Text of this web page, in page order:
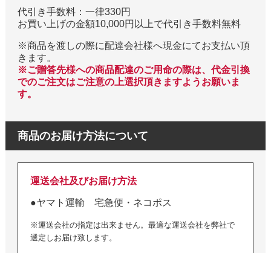
代引き手数料：一律330円
お買い上げの金額10,000円以上で代引き手数料無料
※商品を渡しの際に配達会社様へ現金にてお支払い頂
きます。
※ご贈答先様への商品配達のご用命の際は、代金引換
でのご注文はご注意の上選択頂きますようお願いま
す。
商品のお届け方法について
運送会社及びお届け方法
●ヤマト運輸 宅急便・ネコポス
※運送会社の指定は出来ません。最適な運送会社を弊社で
選定しお届け致します。